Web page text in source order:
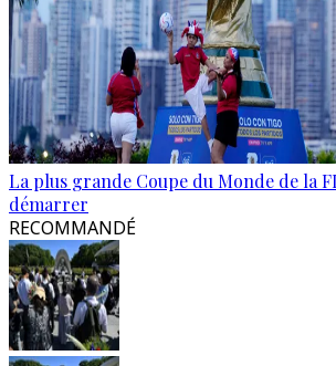
La plus grande Coupe du Monde de la
démarrer
RECOMMANDÉ